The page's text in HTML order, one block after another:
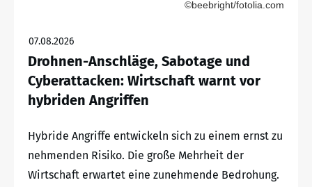
©beebright/fotolia.com
07.08.2026
Drohnen-Anschläge, Sabotage und
Cyberattacken: Wirtschaft warnt vor
hybriden Angriffen
Hybride Angriffe entwickeln sich zu einem ernst zu
nehmenden Risiko. Die große Mehrheit der
Wirtschaft erwartet eine zunehmende Bedrohung.